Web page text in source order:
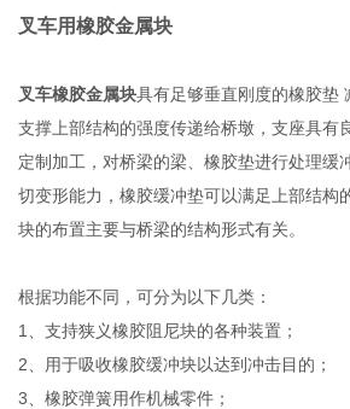
叉车用橡胶金属块
叉车橡胶金属块具有足够垂直刚度的橡胶垫
支撑上部结构的强度传递给桥墩，支座具有
定制加工，对桥梁的梁、橡胶垫进行处理缓
切变形能力，橡胶缓冲垫可以满足上部结构
块的布置主要与桥梁的结构形式有关。
根据功能不同，可分为以下几类：
1、支持狭义橡胶阻尼块的各种装置；
2、用于吸收橡胶缓冲块以达到冲击目的；
3、橡胶弹簧用作机械零件；